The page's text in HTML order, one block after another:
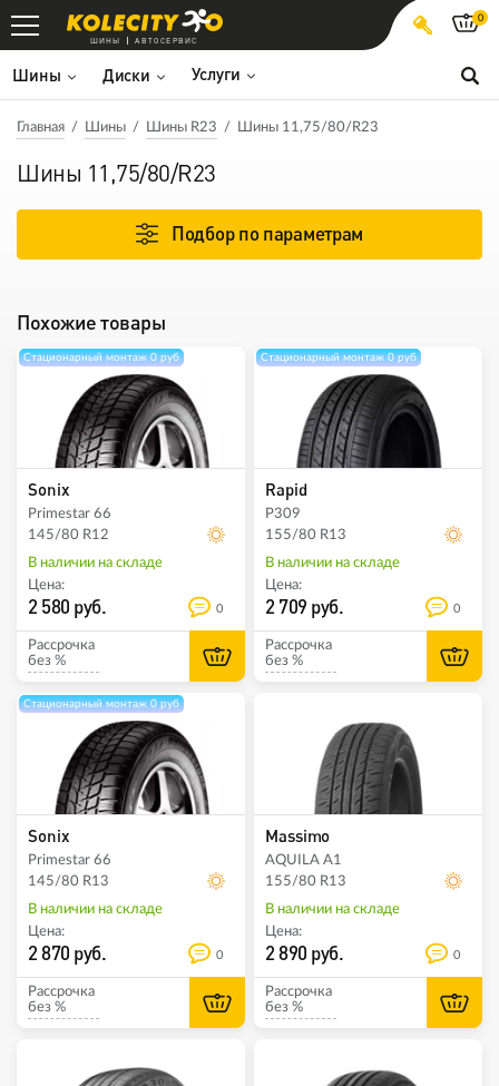
ШИНЫ АВТОСЕРВИС
Шины Диски Услуги
0
Главная Шины Шины R23 Шины 11,75/80/R23
Шины 11,75/80/R23
Подбор по параметрам
Похожие товары
Стационарный монтаж 0 руб
Sonix
Primestar 66
145/80 R12
В наличии на складе
Цена:
2 580 руб. 0
Рассрочка
без %
Стационарный монтаж 0 руб
Rapid
P309
155/80 R13
В наличии на складе
Цена:
2 709 руб. 0
Рассрочка
без %
Стационарный монтаж 0 руб
Sonix
Primestar 66
145/80 R13
В наличии на складе
Цена:
2 870 руб. 0
Рассрочка
без %
Massimo
AQUILA A1
155/80 R13
В наличии на складе
Цена:
2 890 руб. 0
Рассрочка
без %